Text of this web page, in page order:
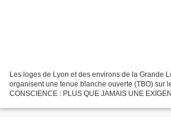
Les loges de Lyon et des environs de la Grande
organisent une tenue blanche ouverte (TBO) sur
CONSCIENCE : PLUS QUE JAMAIS UNE